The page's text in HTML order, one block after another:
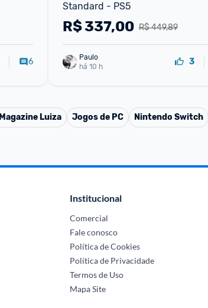
6
Standard - PS5
R$ 449,89
R$337,00
Paulo
há 10 h
3
Magazine Luiza Jogos de PC Nintendo Switch
Institucional
Comercial
Fale conosco
Política de Cookies
Política de Privacidade
Termos de Uso
Mapa Site